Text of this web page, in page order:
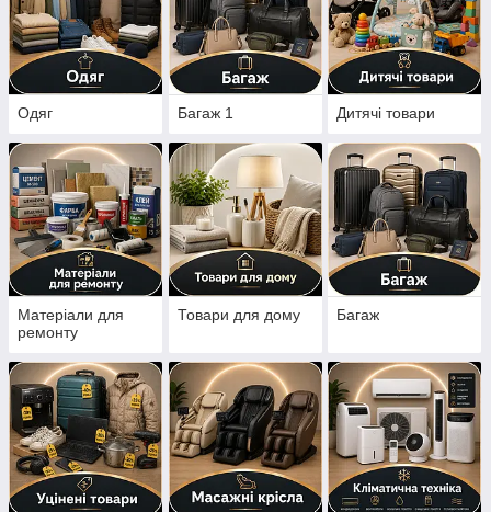
Одяг Багаж 1 Дитячі товари
Матеріали для
ремонту
Товари для дому Багаж